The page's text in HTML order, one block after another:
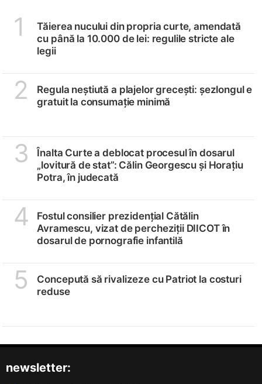
1
Tăierea nucului din propria curte, amendată
cu până la 10.000 de lei: regulile stricte ale
legii
2
Regula neștiută a plajelor grecești: șezlongul e
gratuit la consumație minimă
3
Înalta Curte a deblocat procesul în dosarul
„lovitură de stat”: Călin Georgescu și Horațiu
Potra, în judecată
4
Fostul consilier prezidențial Cătălin
Avramescu, vizat de percheziții DIICOT în
dosarul de pornografie infantilă
5
Concepută să rivalizeze cu Patriot la costuri
reduse
newsletter: